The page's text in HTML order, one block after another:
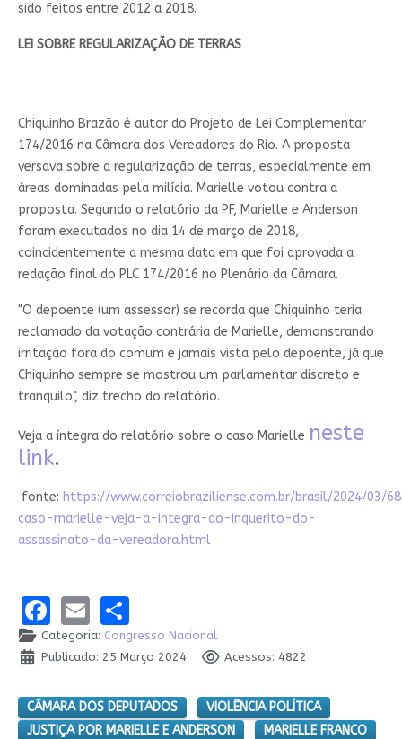
sido feitos entre 2012 a 2018.
LEI SOBRE REGULARIZAÇÃO DE TERRAS
Chiquinho Brazão é autor do Projeto de Lei Complementar
174/2016 na Câmara dos Vereadores do Rio. A proposta
versava sobre a regularização de terras, especialmente em
áreas dominadas pela milícia. Marielle votou contra a
proposta. Segundo o relatório da PF, Marielle e Anderson
foram executados no dia 14 de março de 2018,
coincidentemente a mesma data em que foi aprovada a
redação final do PLC 174/2016 no Plenário da Câmara.
"O depoente (um assessor) se recorda que Chiquinho teria
reclamado da votação contrária de Marielle, demonstrando
irritação fora do comum e jamais vista pelo depoente, já que
Chiquinho sempre se mostrou um parlamentar discreto e
tranquilo", diz trecho do relatório.
Veja a íntegra do relatório sobre o caso Marielle neste
link.
fonte: https://www.correiobraziliense.com.br/brasil/2024/03/
caso-marielle-veja-a-integra-do-inquerito-do-
assassinato-da-vereadora.html
Facebook
EmailShare
Categoria: Congresso Nacional
Publicado: 25 Março 2024
Acessos: 4822
CÂMARA DOS DEPUTADOS
VIOLÊNCIA POLÍTICA
JUSTIÇA POR MARIELLE E ANDERSON
MARIELLE FRANCO